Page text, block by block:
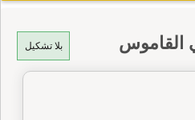
بلا تشكيل القاموس